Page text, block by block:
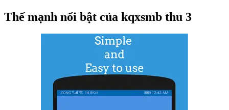
Thế mạnh nổi bật của kqxsmb thu 3